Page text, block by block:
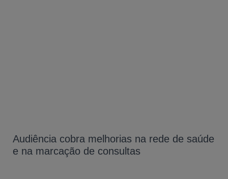
Audiência cobra melhorias na rede de saúde
e na marcação de consultas